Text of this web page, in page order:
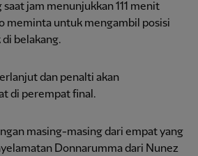
jam menunjukkan 111 menit
meminta untuk mengambil posisi
di belakang.
dan penalti akan
di perempat final.
masing-masing dari empat yang
Donnarumma dari Nunez